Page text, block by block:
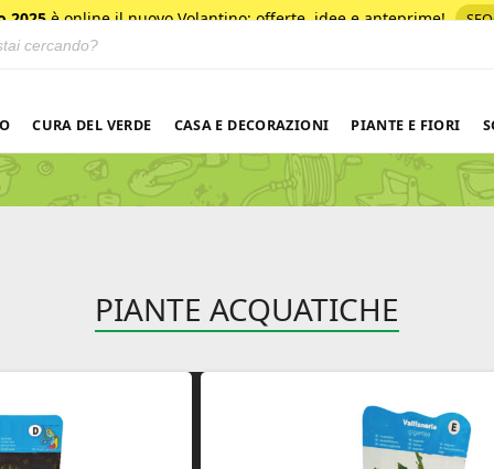
2025è online il nuovo Volantino: offerte, idee e anteprime!
prodotti
CURA DEL VERDE CASA E DECORAZIONI PIANTE E FIORI
PIANTE ACQUATICHE